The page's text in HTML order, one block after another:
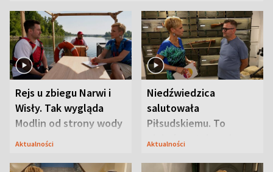
Rejs u zbiegu Narwi i
Wisły. Tak wygląda
Modlin od strony wody
Aktualności
Niedźwiedzica
salutowała
Piłsudskiemu. To
niejedyna tajemnica
Aktualności